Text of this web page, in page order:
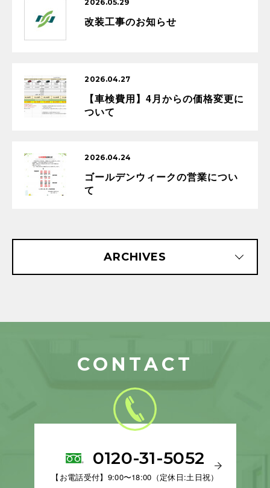
2026.05.29
改装工事のお知らせ
2026.04.27
【車検費用】4月からの価格変更に
ついて
2026.04.24
ゴールデンウィークの営業につい
て
ARCHIVES
CONTACT
0120-31-5052
【お電話受付】9:00〜18:00（定休日:土日祝）